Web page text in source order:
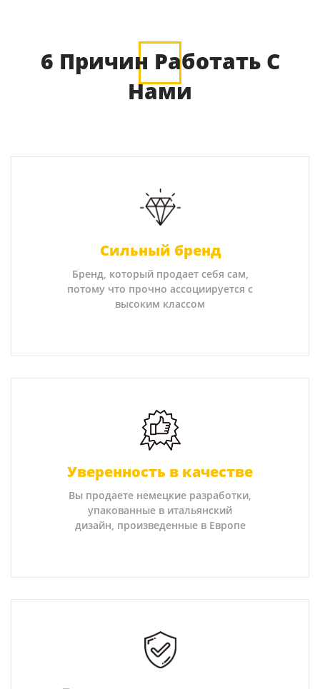
6 Причин Работать С
Нами
Сильный бренд
Бренд, который продает себя сам,
потому что прочно ассоциируется с
высоким классом
Уверенность в качестве
Вы продаете немецкие разработки,
упакованные в итальянский
дизайн, произведенные в Европе